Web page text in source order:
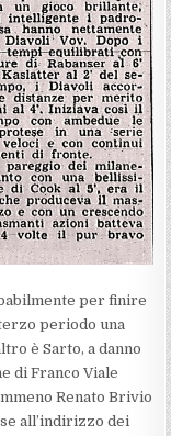
per finire
periodo una
è Sarto, a danno
di Franco Viale
Renato Brivio
all’indirizzo dei